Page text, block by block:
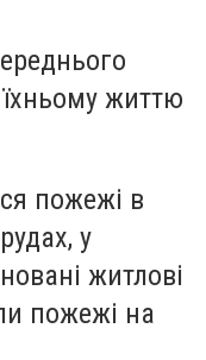
їхньому життю
пожежі в
у
житлові
пожежі на